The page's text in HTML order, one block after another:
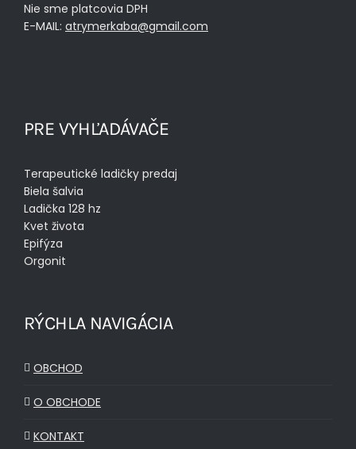
Nie sme platcovia DPH
E-MAIL: atrymerkaba@gmail.com
PRE VYHĽADÁVAČE
Terapeutické ladičky predaj
Biela šalvia
Ladička 128 hz
Kvet života
Epifýza
Orgonit
RÝCHLA NAVIGÁCIA
OBCHOD
O OBCHODE
KONTAKT